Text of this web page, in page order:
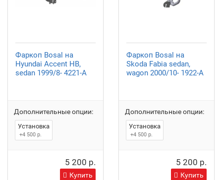
Фаркоп Bosal на
Hyundai Accent HB,
sedan 1999/8- 4221-A
Дополнительные опции:
Установка
+4 500 р.
5 200 р.
Купить
Фаркоп Bosal на
Skoda Fabia sedan,
wagon 2000/10- 1922-A
Дополнительные опции:
Установка
+4 500 р.
5 200 р.
Купить